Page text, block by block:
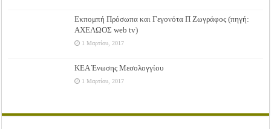
Εκπομπή Πρόσωπα και Γεγονότα Π Ζωγράφος (πηγή:
ΑΧΕΛΩΟΣ web tv)
1 Μαρτίου, 2017
ΚΕΑ Ένωσης Μεσολογγίου
1 Μαρτίου, 2017